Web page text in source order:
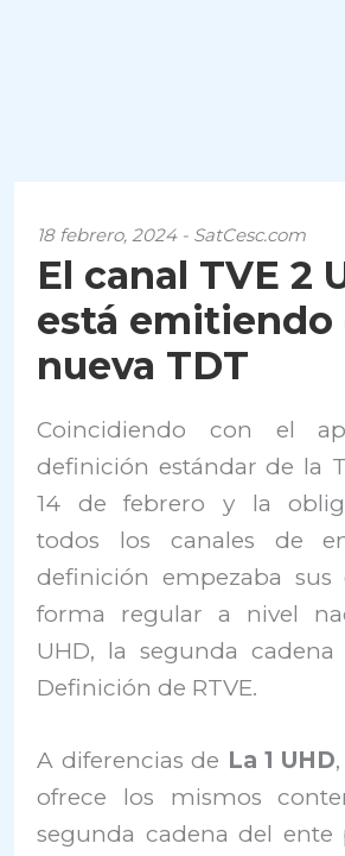
18 febrero, 2024 - SatCesc.com
El canal TVE 2
está emitiendo
nueva TDT
Coincidiendo con el
definición estándar de la
14 de febrero y la
todos los canales de
definición empezaba sus
forma regular a nivel
UHD, la segunda
Definición de RTVE.
A diferencias de La 1 UHD
ofrece los mismos
segunda cadena del